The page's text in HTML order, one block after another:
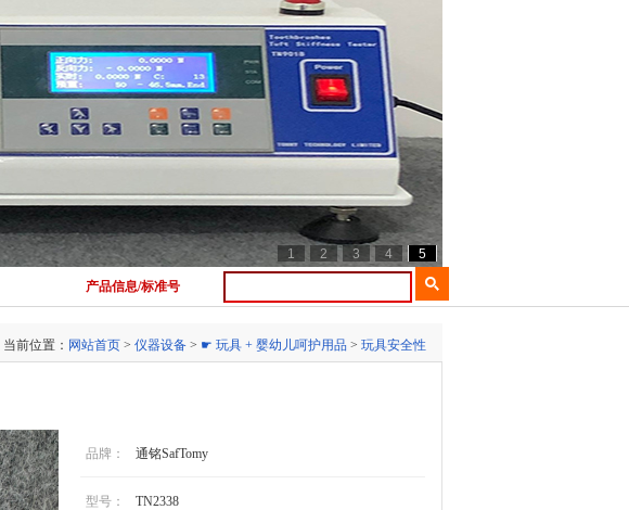
1 2 3 4 5
产品信息/标准号
当前位置： 网站首页 > 仪器设备 > ☛ 玩具 + 婴幼儿呵护用品 > 玩具安全性
品牌： 通铭SafTomy
型号： TN2338